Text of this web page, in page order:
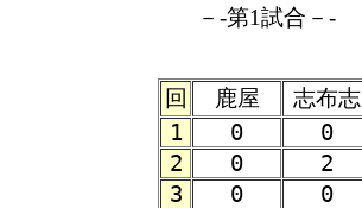
－-第1試合－-
回 鹿屋
志布志
1
0
0
2
0
2
3
0
0